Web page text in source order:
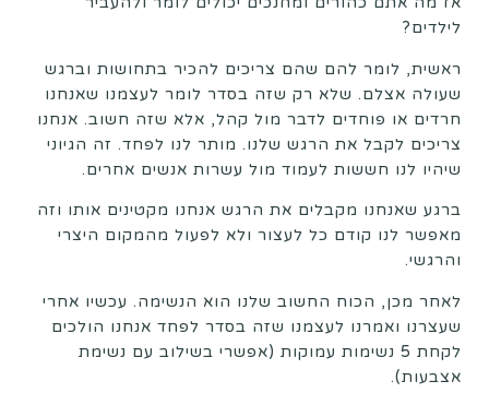
לילדים?
ראשית, לומר להם שהם צריכים להכיר בתחושות וברגש
שעולה אצלם. שלא רק שזה בסדר לומר לעצמנו שאנחנו
חרדים או פוחדים לדבר מול קהל, אלא שזה חשוב. אנחנו
צריכים לקבל את הרגש שלנו. מותר לנו לפחד. זה הגיוני
שיהיו לנו חששות לעמוד מול עשרות אנשים אחרים.
ברגע שאנחנו מקבלים את הרגש אנחנו מקטינים אותו וזה
מאפשר לנו קודם כל לעצור ולא לפעול מהמקום היצרי
והרגשי.
לאחר מכן, הכוח החשוב שלנו הוא הנשימה. עכשיו אחרי
שעצרנו ואמרנו לעצמנו שזה בסדר לפחד אנחנו הולכים
לקחת 5 נשימות עמוקות (אפשרי בשילוב עם נשימת
אצבעות).